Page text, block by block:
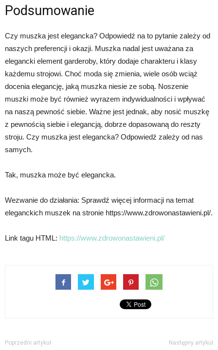
Podsumowanie
Czy muszka jest elegancka? Odpowiedź na to pytanie zależy od
naszych preferencji i okazji. Muszka nadal jest uważana za
elegancki element garderoby, który dodaje charakteru i klasy
każdemu strojowi. Choć moda się zmienia, wiele osób wciąż
docenia elegancję, jaką muszka niesie ze sobą. Noszenie
muszki może być również wyrazem indywidualności i wpływać
na naszą pewność siebie. Ważne jest jednak, aby nosić muszkę
z pewnością siebie i elegancją, dobrze dopasowaną do reszty
stroju. Czy muszka jest elegancka? Odpowiedź zależy od nas
samych.
Tak, muszka może być elegancka.
Wezwanie do działania: Sprawdź więcej informacji na temat
eleganckich muszek na stronie https://www.zdrowonastawieni.pl/.
Link tagu HTML: https://www.zdrowonastawieni.pl/
Poprzedni artykuł Następny artykuł